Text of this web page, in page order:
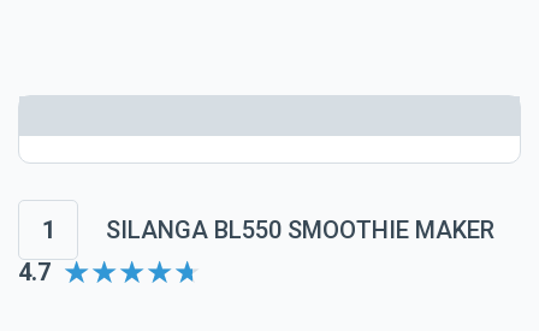
1
SILANGA BL550 SMOOTHIE MAKER
4.7